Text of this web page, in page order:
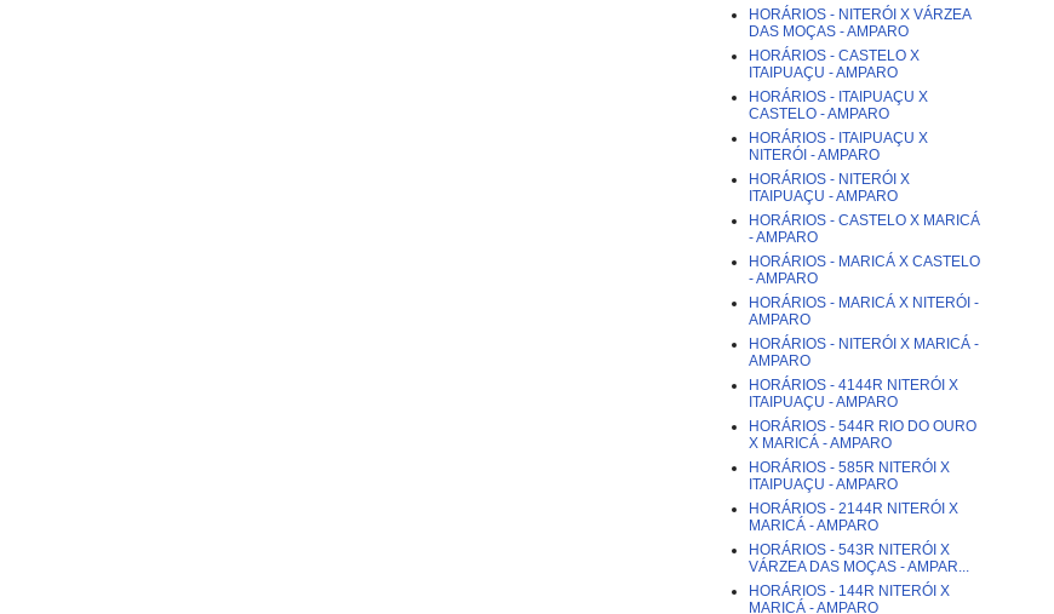
HORÁRIOS - NITERÓI X VÁRZEA
DAS MOÇAS - AMPARO
HORÁRIOS - CASTELO X
ITAIPUAÇU - AMPARO
HORÁRIOS - ITAIPUAÇU X
CASTELO - AMPARO
HORÁRIOS - ITAIPUAÇU X
NITERÓI - AMPARO
HORÁRIOS - NITERÓI X
ITAIPUAÇU - AMPARO
HORÁRIOS - CASTELO X MARICÁ
- AMPARO
HORÁRIOS - MARICÁ X CASTELO
- AMPARO
HORÁRIOS - MARICÁ X NITERÓI -
AMPARO
HORÁRIOS - NITERÓI X MARICÁ -
AMPARO
HORÁRIOS - 4144R NITERÓI X
ITAIPUAÇU - AMPARO
HORÁRIOS - 544R RIO DO OURO
X MARICÁ - AMPARO
HORÁRIOS - 585R NITERÓI X
ITAIPUAÇU - AMPARO
HORÁRIOS - 2144R NITERÓI X
MARICÁ - AMPARO
HORÁRIOS - 543R NITERÓI X
VÁRZEA DAS MOÇAS - AMPAR...
HORÁRIOS - 144R NITERÓI X
MARICÁ - AMPARO